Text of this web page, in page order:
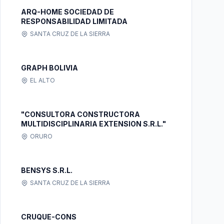
ARQ-HOME SOCIEDAD DE
RESPONSABILIDAD LIMITADA
SANTA CRUZ DE LA SIERRA
GRAPH BOLIVIA
EL ALTO
"CONSULTORA CONSTRUCTORA
MULTIDISCIPLINARIA EXTENSION S.R.L."
ORURO
BENSYS S.R.L.
SANTA CRUZ DE LA SIERRA
CRUQUE-CONS